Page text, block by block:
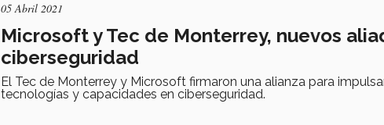
05 Abril 2021
Microsoft y Tec de Monterrey, nuevos
ciberseguridad
El Tec de Monterrey y Microsoft firmaron una alianza para
tecnologías y capacidades en ciberseguridad.